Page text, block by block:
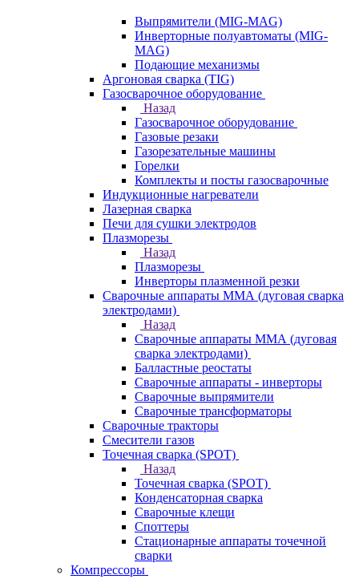
Выпрямители (MIG-MAG)
Инверторные полуавтоматы (MIG-
MAG)
Подающие механизмы
Аргоновая сварка (TIG)
Газосварочное оборудование
Назад
Газосварочное оборудование
Газовые резаки
Газорезательные машины
Горелки
Комплекты и посты газосварочные
Индукционные нагреватели
Лазерная сварка
Печи для сушки электродов
Плазморезы
Назад
Плазморезы
Инверторы плазменной резки
Сварочные аппараты ММА (дуговая сварка
электродами)
Назад
Сварочные аппараты ММА (дуговая
сварка электродами)
Балластные реостаты
Сварочные аппараты - инверторы
Сварочные выпрямители
Сварочные трансформаторы
Сварочные тракторы
Смесители газов
Точечная сварка (SPOT)
Назад
Точечная сварка (SPOT)
Конденсаторная сварка
Сварочные клещи
Споттеры
Стационарные аппараты точечной
сварки
Компрессоры